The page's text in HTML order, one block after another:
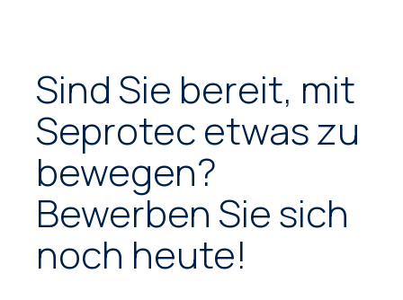
Sind Sie bereit, mit
Seprotec etwas zu
bewegen?
Bewerben Sie sich
noch heute!